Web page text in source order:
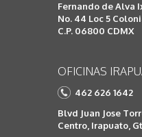
Fernando de Alva
No. 44 Loc 5
C.P. 06800 CDMX
OFICINAS
462 626 1642
Blvd Juan Jose
Centro, Irapuato,